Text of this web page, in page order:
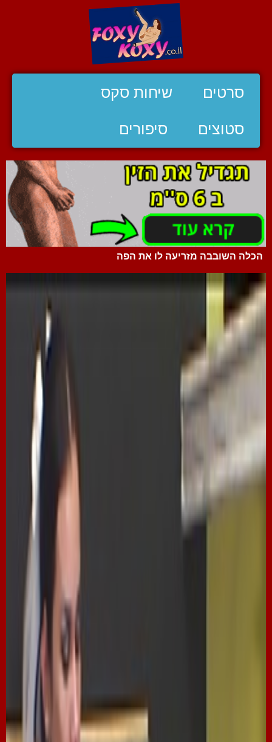
סרטים שיחות סקס
סטוצים סיפורים
הכלה השובבה מזריעה לו את הפה